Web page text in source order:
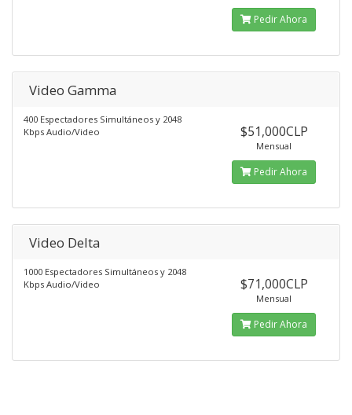
Pedir Ahora
Video Gamma
400 Espectadores Simultáneos y 2048
Kbps Audio/Video
$51,000CLP
Mensual
Pedir Ahora
Video Delta
1000 Espectadores Simultáneos y 2048
Kbps Audio/Video
$71,000CLP
Mensual
Pedir Ahora